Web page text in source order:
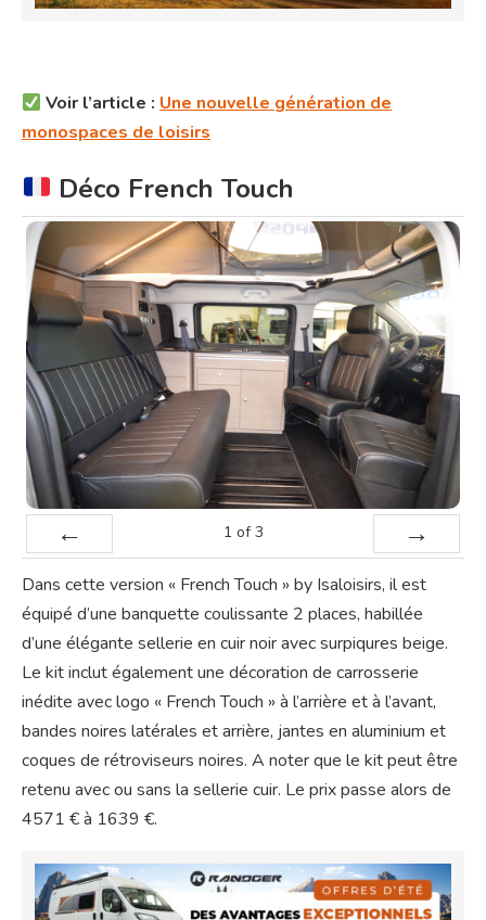
Voir l’article : Une nouvelle génération de
monospaces de loisirs
Déco French Touch
1 of 3
Dans cette version « French Touch » by Isaloisirs, il est
équipé d’une banquette coulissante 2 places, habillée
d’une élégante sellerie en cuir noir avec surpiqures beige.
Le kit inclut également une décoration de carrosserie
inédite avec logo « French Touch » à l’arrière et à l’avant,
bandes noires latérales et arrière, jantes en aluminium et
coques de rétroviseurs noires. A noter que le kit peut être
retenu avec ou sans la sellerie cuir. Le prix passe alors de
4571 € à 1639 €.